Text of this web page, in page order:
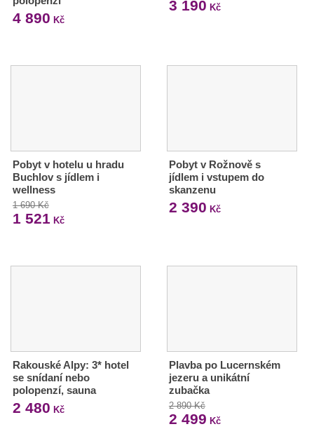
4 890 Kč
3 190 Kč
Pobyt v hotelu u hradu
Buchlov s jídlem i
wellness
1 690 Kč
1 521 Kč
Pobyt v Rožnově s
jídlem i vstupem do
skanzenu
2 390 Kč
Rakouské Alpy: 3* hotel
se snídaní nebo
polopenzí, sauna
2 480 Kč
Plavba po Lucernském
jezeru a unikátní
zubačka
2 890 Kč
2 499 Kč